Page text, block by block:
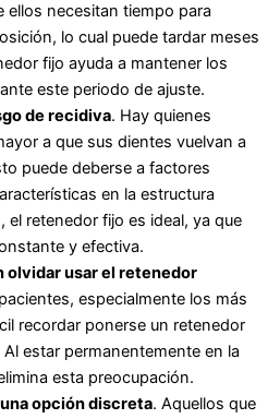
ellos necesitan tiempo para
lo cual puede tardar meses
fijo ayuda a mantener los
este periodo de ajuste.
de recidiva. Hay quienes
a que sus dientes vuelvan a
puede deberse a factores
en la estructura
el retenedor fijo es ideal, ya que
y efectiva.
olvidar usar el retenedor
especialmente los más
recordar ponerse un retenedor
estar permanentemente en la
esta preocupación.
opción discreta. Aquellos que